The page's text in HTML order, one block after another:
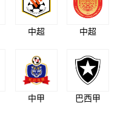
中超 中超
中甲 巴西甲